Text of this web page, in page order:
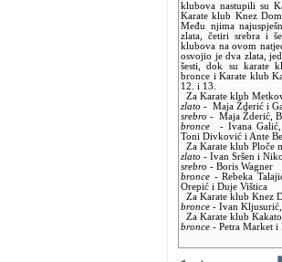
klubova nastupili su
Karate klub Knez
Među njima
zlata, četiri srebra i
klubova na ovom
osvojio je dva zlata,
šesti, dok su karate
bronce i Karate klub
12. i 13.
Za Karate klub
zlato - Maja Žderić i
srebro - Maja Žderić,
bronce - Ivana Galić,
Toni Divković i Ante
Za Karate klub Ploče
zlato - Ivan Sršen i
srebro - Boris Wagner
bronce - Rebeka
Orepić i Duje Vištica
Za Karate klub Knez
bronce - Ivan
Za Karate klub
bronce - Petra Market i